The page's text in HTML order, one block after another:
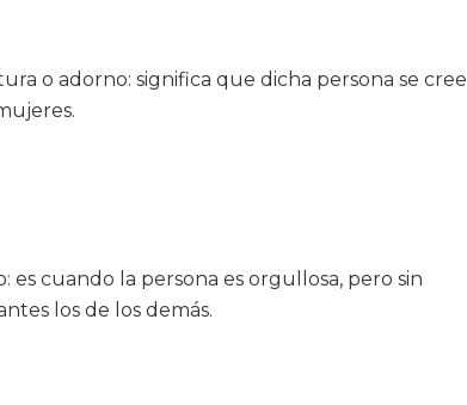
o adorno: significa que dicha persona se cree
es cuando la persona es orgullosa, pero sin
los de los demás.